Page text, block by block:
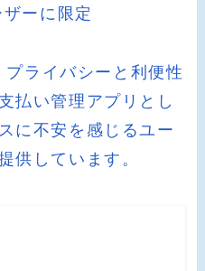
ーに限定
ライバシーと利便性
払い管理アプリとし
に不安を感じるユー
供しています。